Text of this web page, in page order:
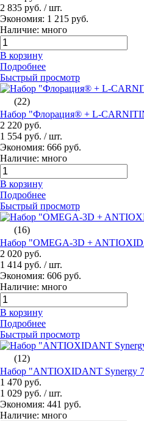
2 835 руб. / шт.
Экономия: 1 215 руб.
Наличие: много
В корзину
Подробнее
Быстрый просмотр
(22)
Набор "Флорация® + L-
2 220 руб.
1 554 руб. / шт.
Экономия: 666 руб.
Наличие: много
В корзину
Подробнее
Быстрый просмотр
(16)
Набор "OMEGA-3D +
2 020 руб.
1 414 руб. / шт.
Экономия: 606 руб.
Наличие: много
В корзину
Подробнее
Быстрый просмотр
(12)
Набор "ANTIOXIDANT Synergy 7
1 470 руб.
1 029 руб. / шт.
Экономия: 441 руб.
Наличие: много